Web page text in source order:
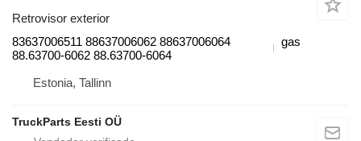
Retrovisor exterior
83637006511 88637006062 88637006064
88.63700-6062 88.63700-6064
gas
Estonia, Tallinn
TruckParts Eesti OÜ